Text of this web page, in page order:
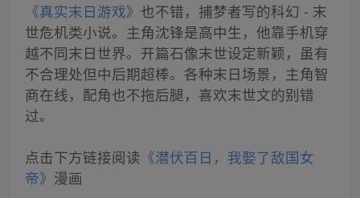
《真实末日游戏》 也不错，捕梦者写的科幻 - 末
世危机类小说。主角沈锋是高中生，他靠手机穿
越不同末日世界。开篇石像末世设定新颖，虽有
不合理处但中后期超棒。各种末日场景，主角智
商在线，配角也不拖后腿，喜欢末世文的别错
过。
点击下方链接阅读 《潜伏百日，我娶了敌国女
帝》 漫画